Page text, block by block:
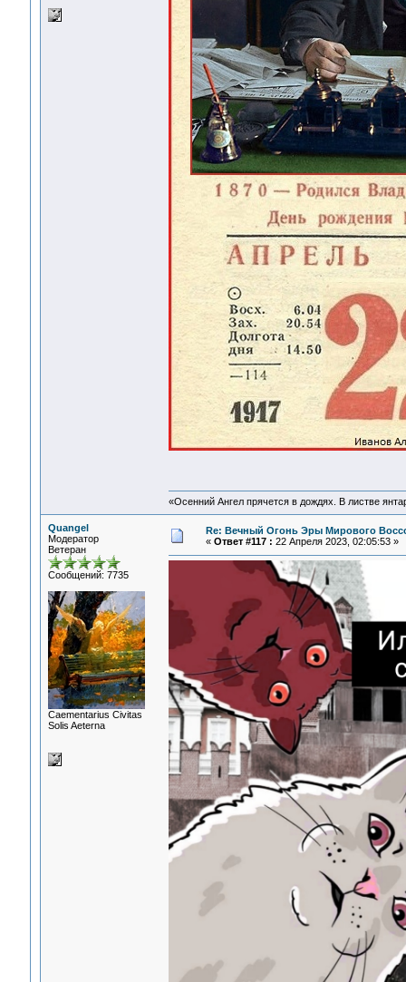
«Осенний Ангел прячется в дождях. В листве
Quangel
Модератор
Ветеран
Сообщений: 7735
Сaementarius Civitas
Solis Aeterna
Re: Вечный Огонь Эры Мирового
« Ответ #117 : 22 Апреля 2023, 02:05:53 »